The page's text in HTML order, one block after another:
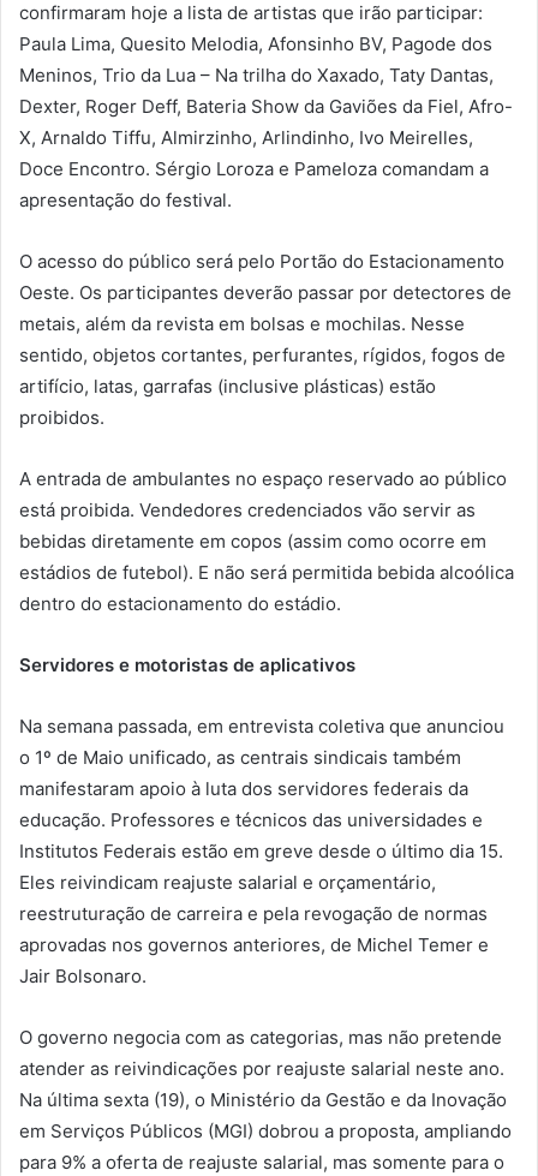
confirmaram hoje a lista de artistas que irão participar:
Paula Lima, Quesito Melodia, Afonsinho BV, Pagode dos
Meninos, Trio da Lua – Na trilha do Xaxado, Taty Dantas,
Dexter, Roger Deff, Bateria Show da Gaviões da Fiel, Afro-
X, Arnaldo Tiffu, Almirzinho, Arlindinho, Ivo Meirelles,
Doce Encontro. Sérgio Loroza e Pameloza comandam a
apresentação do festival.
O acesso do público será pelo Portão do Estacionamento
Oeste. Os participantes deverão passar por detectores de
metais, além da revista em bolsas e mochilas. Nesse
sentido, objetos cortantes, perfurantes, rígidos, fogos de
artifício, latas, garrafas (inclusive plásticas) estão
proibidos.
A entrada de ambulantes no espaço reservado ao público
está proibida. Vendedores credenciados vão servir as
bebidas diretamente em copos (assim como ocorre em
estádios de futebol). E não será permitida bebida alcoólica
dentro do estacionamento do estádio.
Servidores e motoristas de aplicativos
Na semana passada, em entrevista coletiva que anunciou
o 1º de Maio unificado, as centrais sindicais também
manifestaram apoio à luta dos servidores federais da
educação. Professores e técnicos das universidades e
Institutos Federais estão em greve desde o último dia 15.
Eles reivindicam reajuste salarial e orçamentário,
reestruturação de carreira e pela revogação de normas
aprovadas nos governos anteriores, de Michel Temer e
Jair Bolsonaro.
O governo negocia com as categorias, mas não pretende
atender as reivindicações por reajuste salarial neste ano.
Na última sexta (19), o Ministério da Gestão e da Inovação
em Serviços Públicos (MGI) dobrou a proposta, ampliando
para 9% a oferta de reajuste salarial, mas somente para o